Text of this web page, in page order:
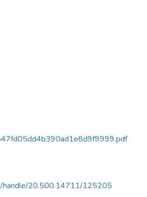
handle/20.500.14711/125205